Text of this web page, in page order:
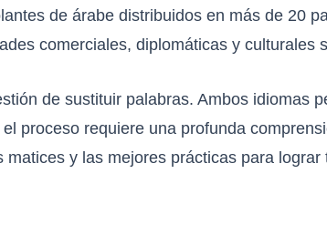
de árabe distribuidos en más de 20
comerciales, diplomáticas y culturales
de sustituir palabras. Ambos idiomas
proceso requiere una profunda
y las mejores prácticas para